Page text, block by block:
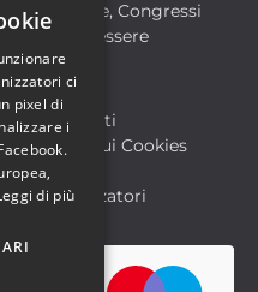
Meeting, Fiere, Congressi
& Benessere
Eventi
sui Cookies
Organizzatori
ITALIAN
ENGLISH
ci
pixel di
i
di più